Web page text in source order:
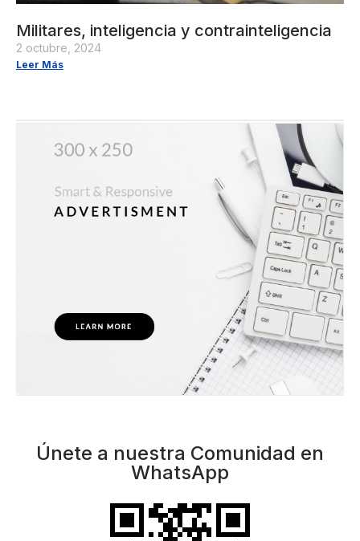
Militares, inteligencia y contrainteligencia
2 octubre, 2024
Leer Más
Únete a nuestra Comunidad en
WhatsApp